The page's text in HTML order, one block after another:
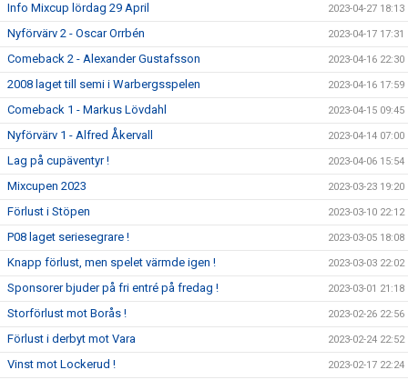
Info Mixcup lördag 29 April 2023-04-27 18:13
Nyförvärv 2 - Oscar Orrbén 2023-04-17 17:31
Comeback 2 - Alexander Gustafsson 2023-04-16 22:30
2008 laget till semi i Warbergsspelen 2023-04-16 17:59
Comeback 1 - Markus Lövdahl 2023-04-15 09:45
Nyförvärv 1 - Alfred Åkervall 2023-04-14 07:00
Lag på cupäventyr ! 2023-04-06 15:54
Mixcupen 2023 2023-03-23 19:20
Förlust i Stöpen 2023-03-10 22:12
P08 laget seriesegrare ! 2023-03-05 18:08
Knapp förlust, men spelet värmde igen ! 2023-03-03 22:02
Sponsorer bjuder på fri entré på fredag ! 2023-03-01 21:18
Storförlust mot Borås ! 2023-02-26 22:56
Förlust i derbyt mot Vara 2023-02-24 22:52
Vinst mot Lockerud ! 2023-02-17 22:24